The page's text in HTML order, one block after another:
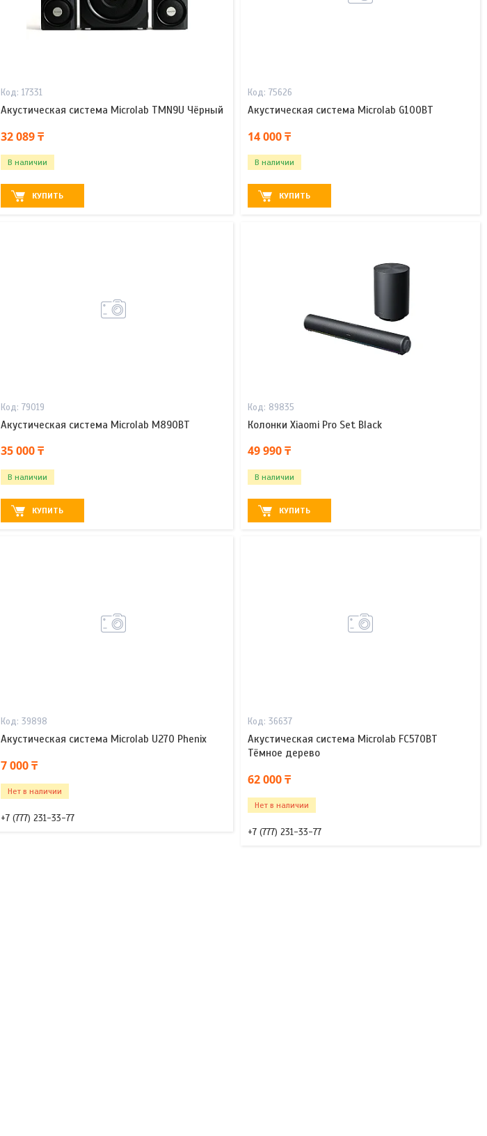
17331
Акустическая система Microlab TMN9U Чёрный
32 089 ₸
В наличии
КУПИТЬ
75626
Акустическая система Microlab G100BT
14 000 ₸
В наличии
КУПИТЬ
79019
Акустическая система Microlab M890BT
35 000 ₸
В наличии
КУПИТЬ
89835
Колонки Xiaomi Pro Set Black
49 990 ₸
В наличии
КУПИТЬ
39898
Акустическая система Microlab U270 Phenix
7 000 ₸
Нет в наличии
+7 (777) 231-33-77
36637
Акустическая система Microlab FC570BT
Тёмное дерево
62 000 ₸
Нет в наличии
+7 (777) 231-33-77